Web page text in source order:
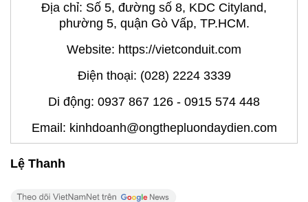
Địa chỉ: Số 5, đường số 8, KDC Cityland,
phường 5, quận Gò Vấp, TP.HCM.
Website: https://vietconduit.com
Điện thoại: (028) 2224 3339
Di động: 0937 867 126 - 0915 574 448
Email: kinhdoanh@ongthepluondaydien.com
Lệ Thanh